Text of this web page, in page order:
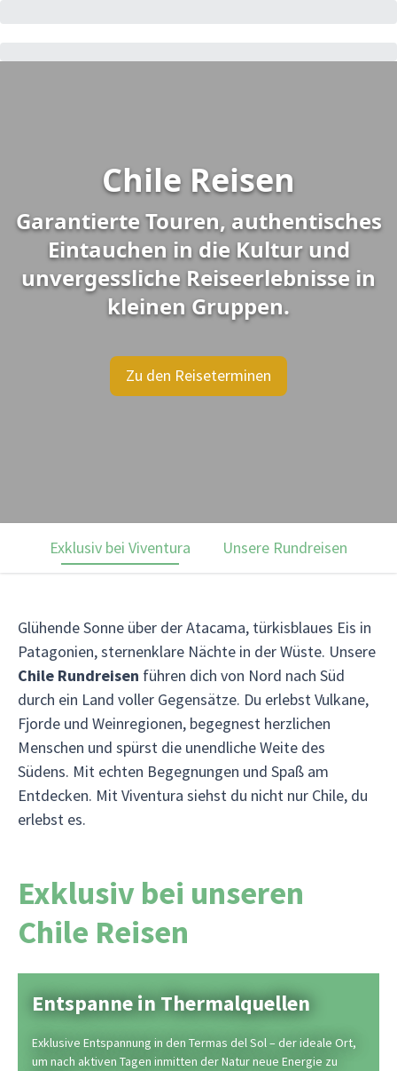
Chile Reisen
Garantierte Touren, authentisches
Eintauchen in die Kultur und
unvergessliche Reiseerlebnisse in
kleinen Gruppen.
Zu den Reiseterminen
Exklusiv bei Viventura Unsere Rundreisen
Glühende Sonne über der Atacama, türkisblaues Eis in
Patagonien, sternenklare Nächte in der Wüste. Unsere
Chile Rundreisen führen dich von Nord nach Süd
durch ein Land voller Gegensätze. Du erlebst Vulkane,
Fjorde und Weinregionen, begegnest herzlichen
Menschen und spürst die unendliche Weite des
Südens. Mit echten Begegnungen und Spaß am
Entdecken. Mit Viventura siehst du nicht nur Chile, du
erlebst es.
Exklusiv bei unseren
Chile Reisen
Entspanne in Thermalquellen
Exklusive Entspannung in den Termas del Sol – der ideale Ort,
um nach aktiven Tagen inmitten der Natur neue Energie zu